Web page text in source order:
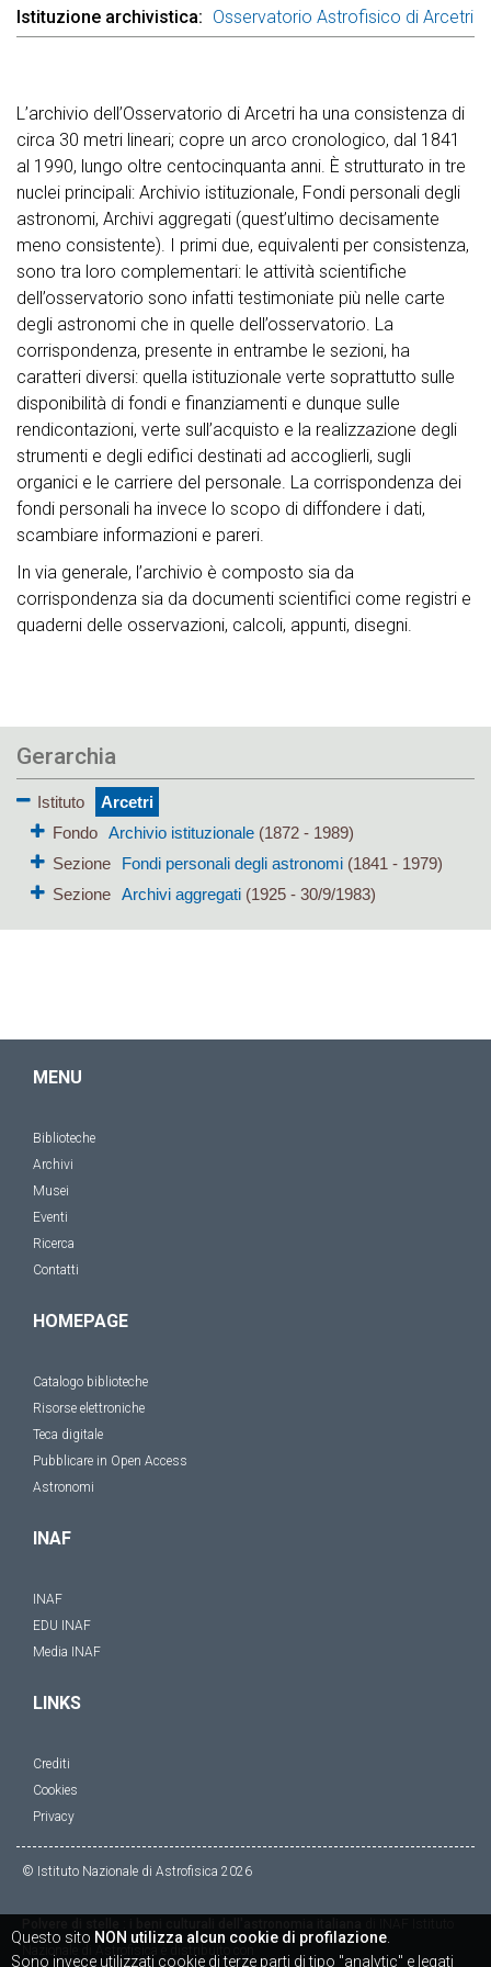
Istituzione archivistica Osservatorio Astrofisico di Arcetri
L’archivio dell’Osservatorio di Arcetri ha una consistenza di
circa 30 metri lineari; copre un arco cronologico, dal 1841
al 1990, lungo oltre centocinquanta anni. È strutturato in tre
nuclei principali: Archivio istituzionale, Fondi personali degli
astronomi, Archivi aggregati (quest’ultimo decisamente
meno consistente). I primi due, equivalenti per consistenza,
sono tra loro complementari: le attività scientifiche
dell’osservatorio sono infatti testimoniate più nelle carte
degli astronomi che in quelle dell’osservatorio. La
corrispondenza, presente in entrambe le sezioni, ha
caratteri diversi: quella istituzionale verte soprattutto sulle
disponibilità di fondi e finanziamenti e dunque sulle
rendicontazioni, verte sull’acquisto e la realizzazione degli
strumenti e degli edifici destinati ad accoglierli, sugli
organici e le carriere del personale. La corrispondenza dei
fondi personali ha invece lo scopo di diffondere i dati,
scambiare informazioni e pareri.
In via generale, l’archivio è composto sia da
corrispondenza sia da documenti scientifici come registri e
quaderni delle osservazioni, calcoli, appunti, disegni.
Gerarchia
Istituto
Arcetri
Fondo
Archivio istituzionale(1872 - 1989)
Sezione
Fondi personali degli astronomi(1841 - 1979)
Sezione
Archivi aggregati(1925 - 30/9/1983)
MENU
Biblioteche
Archivi
Musei
Eventi
Ricerca
Contatti
HOMEPAGE
Catalogo biblioteche
Risorse elettroniche
Teca digitale
Pubblicare in Open Access
Astronomi
INAF
INAF
EDU INAF
Media INAF
LINKS
Crediti
Cookies
Privacy
© Istituto Nazionale di Astrofisica 2026
Questo sito NON utilizza alcun cookie di profilazione
Sono invece utilizzati cookie di terze parti di tipo "analytic" e legati